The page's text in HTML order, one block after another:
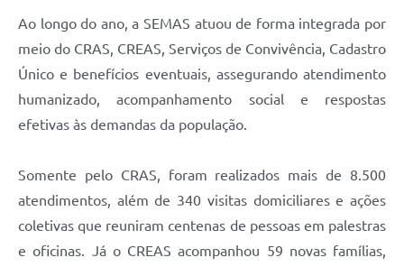
Ao longo do ano, a SEMAS atuou de forma integrada por
meio do CRAS, CREAS, Serviços de Convivência, Cadastro
Único e benefícios eventuais, assegurando atendimento
humanizado, acompanhamento social e respostas
efetivas às demandas da população.
Somente pelo CRAS, foram realizados mais de 8.500
atendimentos, além de 340 visitas domiciliares e ações
coletivas que reuniram centenas de pessoas em palestras
e oficinas. Já o CREAS acompanhou 59 novas famílias,